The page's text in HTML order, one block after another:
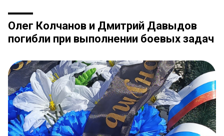
Олег Колчанов и Дмитрий Давыдов
погибли при выполнении боевых задач